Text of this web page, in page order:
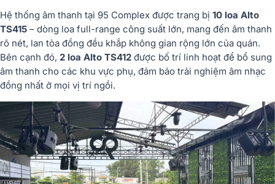
Hệ thống âm thanh tại 95 Complex được trang bị 10 loa Alto
TS415 – dòng loa full-range công suất lớn, mang đến âm thanh
rõ nét, lan tỏa đồng đều khắp không gian rộng lớn của quán.
Bên cạnh đó, 2 loa Alto TS412 được bố trí linh hoạt để bổ sung
âm thanh cho các khu vực phụ, đảm bảo trải nghiệm âm nhạc
đồng nhất ở mọi vị trí ngồi.